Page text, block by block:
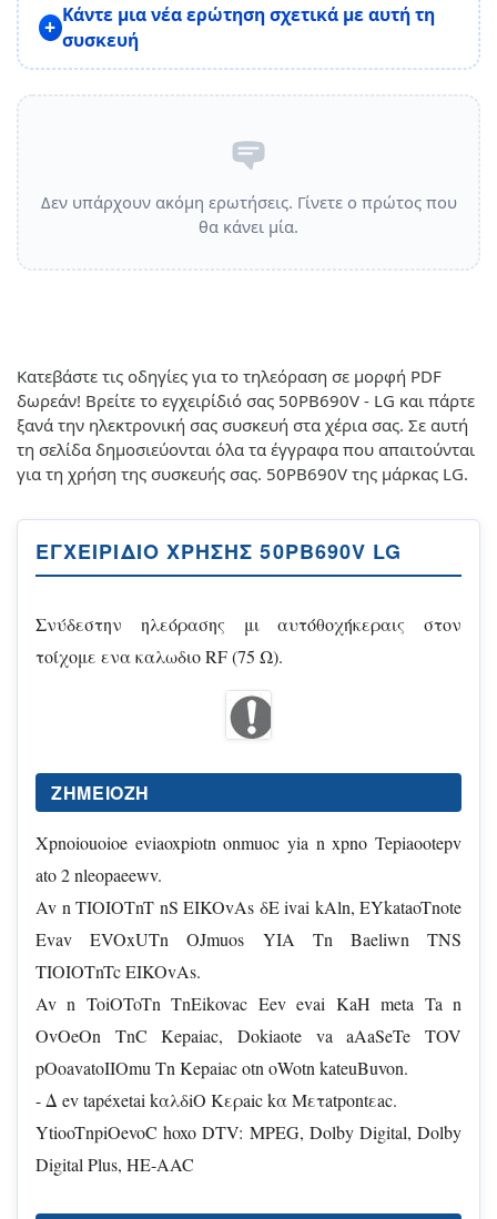
Κάντε μια νέα ερώτηση σχετικά με αυτή τη
συσκευή
Δεν υπάρχουν ακόμη ερωτήσεις. Γίνετε ο πρώτος που
θα κάνει μία.
Κατεβάστε τις οδηγίες για το τηλεόραση σε μορφή PDF
δωρεάν! Βρείτε το εγχειρίδιό σας 50PB690V - LG και πάρτε
ξανά την ηλεκτρονική σας συσκευή στα χέρια σας. Σε αυτή
τη σελίδα δημοσιεύονται όλα τα έγγραφα που απαιτούνται
για τη χρήση της συσκευής σας. 50PB690V της μάρκας LG.
ΕΓΧΕΙΡΊΔΙΟ ΧΡΉΣΗΣ 50PB690V LG
Σνύδεστην ηλεόρασης μι αυτόθοχήκεραις στον
τοίχομε ενα καλωδιο RF (75 Ω).
ZHMEIOZH
Xpnoiouoioe eviaoxpiotn onmuoc yia n xpno Tepiaootepv
ato 2 nleopaeewv.
Av n TIOIOTnT nS EIKOvAs δE ivai kAln, EYkataoTnote
Evav EVOxUTn OJmuos YIA Tn Baeliwn TNS
TIOIOTnTc EIKOvAs.
Av n ToiOToTn TnEikovac Eev evai KaH meta Ta n
OvOeOn TnC Kepaiac, Dokiaote va aAaSeTe TOV
pOoavatoIIOmu Tn Kepaiac otn oWotn kateuBuvon.
- Δ ev tapéxetai kαλδiO Kερaic kα Μετatpontεac.
YtiooTnpiOevoC hoxo DTV: MPEG, Dolby Digital, Dolby
Digital Plus, HE-AAC